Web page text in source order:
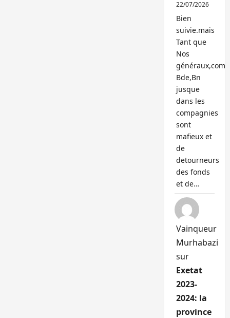
22/07/2026
Bien
suivie.mais
Tant que
Nos
généraux,com
Bde,Bn
jusque
dans les
compagnies
sont
mafieux et
de
detourneurs
des fonds
et de…
Vainqueur
Murhabazi
sur
Exetat
2023-
2024: la
province